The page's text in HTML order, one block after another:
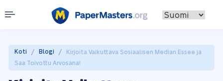
Koti / Blogi /
Kirjoita Vaikuttava Sosiaalisen Median Essee ja
Saa Toivottu Arvosana!